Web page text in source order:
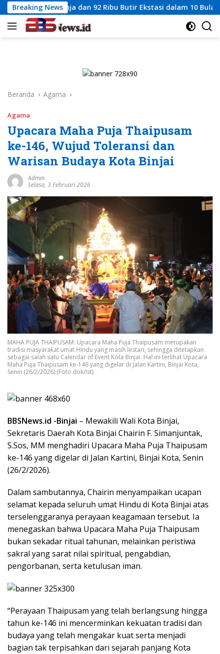
Langsung
ke
konten
Breaking News
dan 92 Ribu Butir Ekstasi dalam 10 Bulan Polda
Beranda Agama
Agama
Upacara Maha Puja Thaipusam
ke-146, Wujud Toleransi dan
Warisan Budaya Kota Binjai
Admin
Selasa, 3 Februari 2026
MAHA PUJA THAIPUSAM: Upacara Maha Puja Thaipusam merupakan
tradisi masyarakat umat Hindu yang masih lestari, sehingga ditetapkan
sebagai salah satu Calendar of Event Kota Binjai. Hal ini terlihat Upacara
Maha Puja Thaipusam ke-146 yang digelar di Jalan Kartini, Binjai Kota,
Senin (26/2/2026).(Foto dok/Ist).
BBSNews.id -Binjai – Mewakili Wali Kota Binjai,
Sekretaris Daerah Kota Binjai Chairin F. Simanjuntak,
S.Sos, MM menghadiri Upacara Maha Puja Thaipusam
ke-146 yang digelar di Jalan Kartini, Binjai Kota, Senin
(26/2/2026).
Dalam sambutannya, Chairin menyampaikan ucapan
selamat kepada seluruh umat Hindu di Kota Binjai atas
terselenggaranya perayaan keagamaan tersebut. Ia
menegaskan bahwa Upacara Maha Puja Thaipusam
bukan sekadar ritual tahunan, melainkan peristiwa
sakral yang sarat nilai spiritual, pengabdian,
pengorbanan, serta ketulusan iman.
“Perayaan Thaipusam yang telah berlangsung hingga
tahun ke-146 ini mencerminkan kekuatan tradisi dan
budaya yang telah mengakar kuat serta menjadi
bagian tak terpisahkan dari sejarah panjang Kota